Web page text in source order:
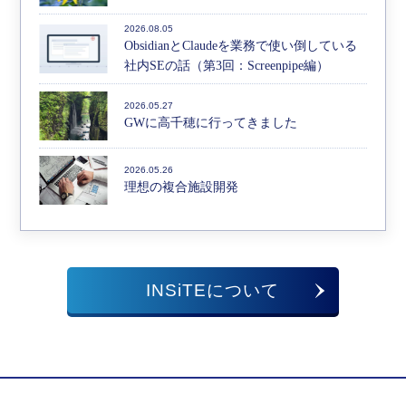
2026.08.05
ObsidianとClaudeを業務で使い倒している
社内SEの話（第3回：Screenpipe編）
2026.05.27
GWに高千穂に行ってきました
2026.05.26
理想の複合施設開発
INSiTEについて